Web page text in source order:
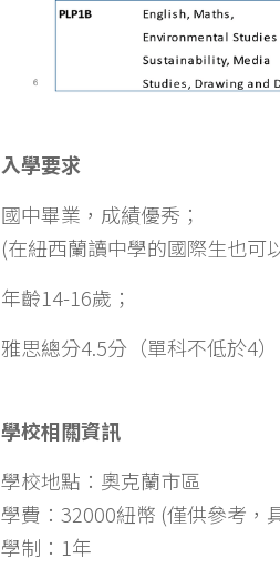
入學要求
國中畢業，成績優秀；
(在紐西蘭讀中學的國際生也可
年齡14-16歲；
雅思總分4.5分（單科不低於4
學校相關資訊
學校地點：奧克蘭市區
學費：32000紐幣 (僅供參考，
學制：1年